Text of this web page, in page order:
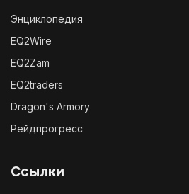
Энциклопедия
EQ2Wire
EQ2Zam
EQ2traders
Dragon's Armory
Рейдпрогресс
Ссылки